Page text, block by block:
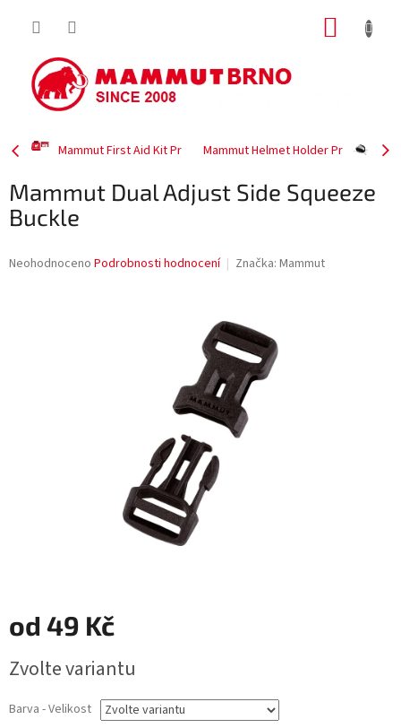
Mammut First Aid Kit Pr Mammut Helmet Holder Pr
Mammut Dual Adjust Side Squeeze
Buckle
Průměrné
Neohodnoceno Podrobnosti hodnocení Značka: Mammut
od 49 Kč
cena:
Zvolte variantu
Barva - Velikost